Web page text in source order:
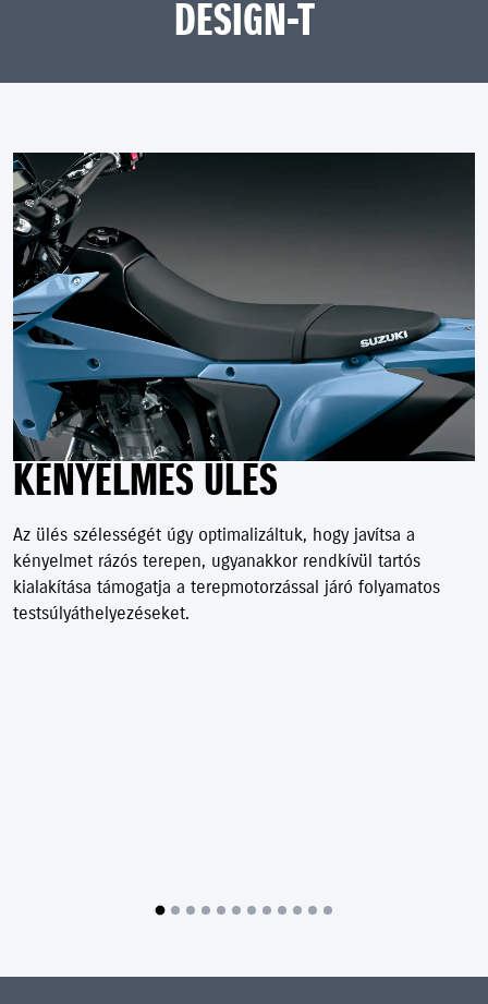
DESIGN-T
KÉNYELMES ÜLÉS
Az ülés szélességét úgy optimalizáltuk, hogy javítsa a
kényelmet rázós terepen, ugyanakkor rendkívül tartós
kialakítása támogatja a terepmotorzással járó folyamatos
testsúlyáthelyezéseket.